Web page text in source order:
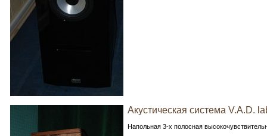
Акустическая система V.A.D.
Напольная 3-х полосная